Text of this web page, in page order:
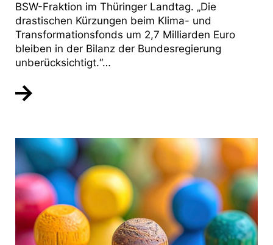
BSW-Fraktion im Thüringer Landtag. „Die
drastischen Kürzungen beim Klima- und
Transformationsfonds um 2,7 Milliarden Euro
bleiben in der Bilanz der Bundesregierung
unberücksichtigt.“…